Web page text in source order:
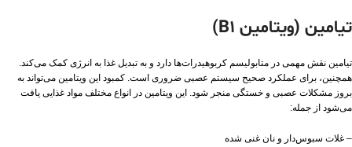
تیامین (ویتامین B1)
تیامین نقش مهمی در متابولیسم کربوهیدرات‌ها دارد و به تبدیل غذا به انرژی کمک می‌کند.
همچنین، برای عملکرد صحیح سیستم عصبی ضروری است. کمبود این ویتامین می‌تواند به
بروز مشکلات عصبی و خستگی منجر شود. این ویتامین در انواع مختلف مواد غذایی یافت
می‌شود از جمله:
– غلات سبوس‌دار و نان غنی شده